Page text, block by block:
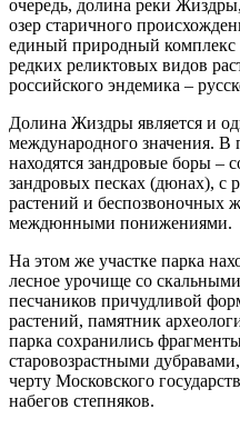
очередь, долина реки
озер старичного
единый природный комплекс
редких реликтовых видов
российского эндемика –
Долина Жиздры является и
международного значения.
находятся зандровые боры –
зандровых песках (дюнах),
растений и беспозвоночных
междюнными понижениями.
На этом же участке парка
лесное урочище со
песчаников причудливой
растений, памятник
парка сохранились
старовозрастными
черту Московского
набегов степняков.